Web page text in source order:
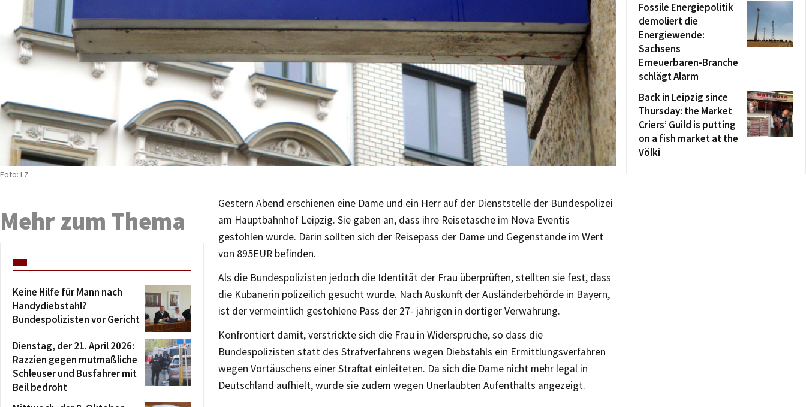
Foto: LZ
Gestern Abend erschienen eine Dame und ein Herr auf der Dienststelle der Bundespolizei
am Hauptbahnhof Leipzig. Sie gaben an, dass ihre Reisetasche im Nova Eventis
gestohlen wurde. Darin sollten sich der Reisepass der Dame und Gegenstände im Wert
von 895EUR befinden.
Als die Bundespolizisten jedoch die Identität der Frau überprüften, stellten sie fest, dass
die Kubanerin polizeilich gesucht wurde. Nach Auskunft der Ausländerbehörde in Bayern,
ist der vermeintlich gestohlene Pass der 27- jährigen in dortiger Verwahrung.
Konfrontiert damit, verstrickte sich die Frau in Widersprüche, so dass die
Bundespolizisten statt des Strafverfahrens wegen Diebstahls ein Ermittlungsverfahren
wegen Vortäuschens einer Straftat einleiteten. Da sich die Dame nicht mehr legal in
Deutschland aufhielt, wurde sie zudem wegen Unerlaubten Aufenthalts angezeigt.
Mehr zum Thema
Keine Hilfe für Mann nach
Handydiebstahl?
Bundespolizisten vor Gericht
Dienstag, der 21. April 2026:
Razzien gegen mutmaßliche
Schleuser und Busfahrer mit
Beil bedroht
Fossile Energiepolitik
demoliert die
Energiewende:
Sachsens
Erneuerbaren-Branche
schlägt Alarm
Back in Leipzig since
Thursday: the Market
Criers’ Guild is putting
on a fish market at the
Völki